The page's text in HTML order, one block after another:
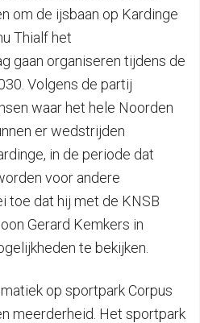
om de ijsbaan op Kardinge
Thialf het
gaan organiseren tijdens de
Volgens de partij
waar het hele Noorden
er wedstrijden
in de periode dat
voor andere
toe dat hij met de KNSB
Gerard Kemkers in
te bekijken.
op sportpark Corpus
meerderheid. Het sportpark